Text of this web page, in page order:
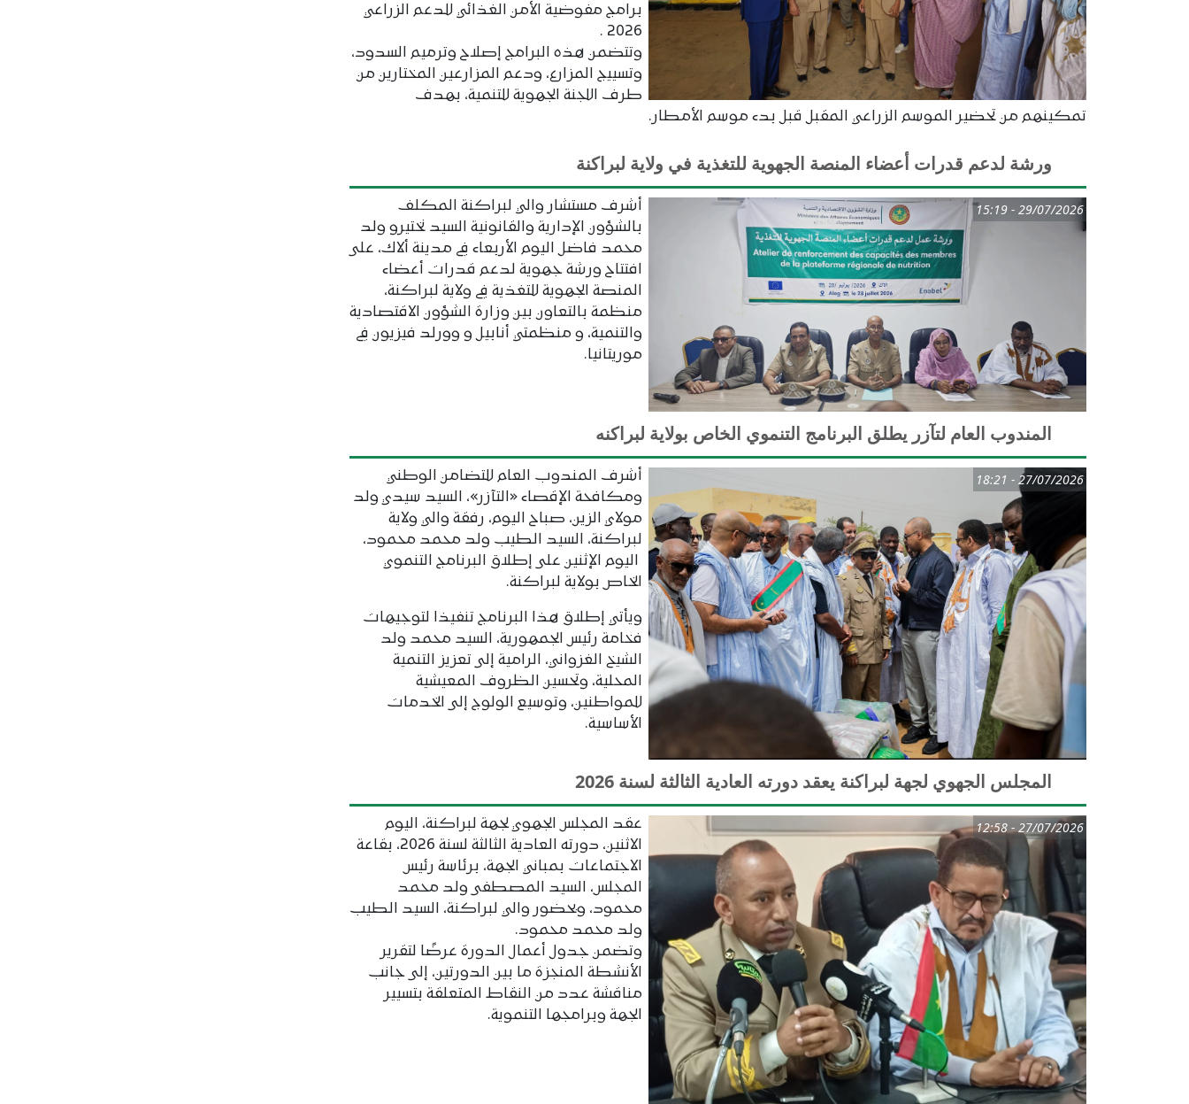
برامج مفوضية الأمن الغذائي للدعم الزراعي
2026 .
وتتضمن هذه البرامج إصلاح وترميم السدود،
وتسييج المزارع، ودعم المزارعين المختارين من
طرف اللجنة الجهوية للتنمية، بهدف
تمكينهم من تحضير الموسم الزراعي المقبل قبل بدء موسم الأمطار.
ورشة لدعم قدرات أعضاء المنصة الجهوية للتغذية في ولاية لبراكنة
29/07/2026 - 15:19
أشرف مستشار والي لبراكنة المكلف
بالشؤون الإدارية والقانونية السيد نختيرو ولد
محمد فاضل اليوم الأربعاء في مدينة ألاك، على
افتتاح ورشة جهوية لدعم قدرات أعضاء
المنصة الجهوية للتغذية في ولاية لبراكنة،
منظمة بالتعاون بين وزارة الشؤون الاقتصادية
والتنمية، و منظمتي أنابيل و وورلد فيزيون في
موريتانيا.
المندوب العام لتآزر يطلق البرنامج التنموي الخاص بولاية لبراكنه
27/07/2026 - 18:21
أشرف المندوب العام للتضامن الوطني
ومكافحة الإقصاء «التآزر»، السيد سيدي ولد
مولاي الزين، صباح اليوم، رفقة والي ولاية
لبراكنة، السيد الطيب ولد محمد محمود،
اليوم الإثنين على إطلاق البرنامج التنموي
الخاص بولاية لبراكنة.
ويأتي إطلاق هذا البرنامج تنفيذا لتوجيهات
فخامة رئيس الجمهورية، السيد محمد ولد
الشيخ الغزواني، الرامية إلى تعزيز التنمية
المحلية، وتحسين الظروف المعيشية
للمواطنين، وتوسيع الولوج إلى الخدمات
الأساسية.
المجلس الجهوي لجهة لبراكنة يعقد دورته العادية الثالثة لسنة 2026
27/07/2026 - 12:58
عقد المجلس الجهوي لجهة لبراكنة، اليوم
الاثنين، دورته العادية الثالثة لسنة 2026، بقاعة
الاجتماعات بمباني الجهة، برئاسة رئيس
المجلس، السيد المصطفى ولد محمد
محمود، وبحضور والي لبراكنة، السيد الطيب
ولد محمد محمود.
وتضمن جدول أعمال الدورة عرضًا لتقرير
الأنشطة المنجزة ما بين الدورتين، إلى جانب
مناقشة عدد من النقاط المتعلقة بتسيير
الجهة وبرامجها التنموية.